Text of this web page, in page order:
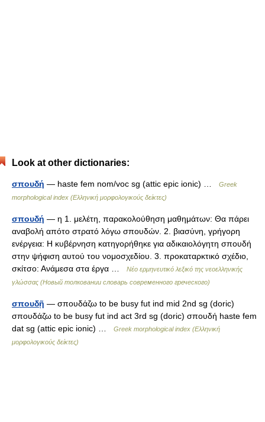
Look at other dictionaries:
σπουδή — haste fem nom/voc sg (attic epic ionic) …
Greek
morphological index (Ελληνική μορφολογικούς δείκτες)
σπουδή — η 1. μελέτη, παρακολούθηση μαθημάτων: Θα πάρει
αναβολή απότο στρατό λόγω σπουδών. 2. βιασύνη, γρήγορη
ενέργεια: Η κυβέρνηση κατηγορήθηκε για αδικαιολόγητη σπουδή
στην ψήφιση αυτού του νομοσχεδίου. 3. προκαταρκτικό σχέδιο,
σκίτσο: Ανάμεσα στα έργα …
Νέο ερμηνευτικό λεξικό της νεοελληνικής
γλώσσας (Новый толковании словарь современного греческого)
σπουδῇ — σπουδάζω to be busy fut ind mid 2nd sg (doric)
σπουδάζω to be busy fut ind act 3rd sg (doric) σπουδή haste fem
dat sg (attic epic ionic) …
Greek morphological index (Ελληνική
μορφολογικούς δείκτες)